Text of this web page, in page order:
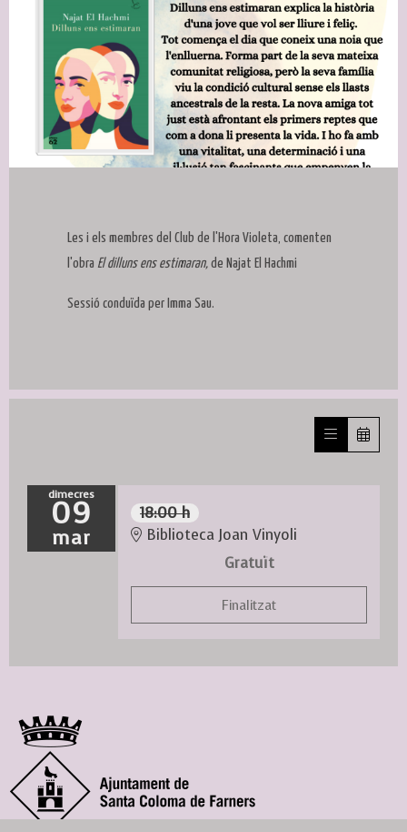
Les i els membres del Club de l'Hora Violeta, comenten
l'obra El dilluns ens estimaran, de Najat El Hachmi
Sessió conduïda per Imma Sau.
dimecres
09
mar
18:00 h
Biblioteca Joan Vinyoli
Gratuït
Finalitzat